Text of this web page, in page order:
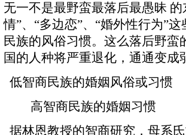
无一不是最野蛮最落后最愚昧
情”、“多边恋”、“婚外性行为”
民族的风俗习惯。这么落后野
国的人种将严重退化，通通变
低智商民族的婚姻风俗或习惯
高智商民族的婚姻习惯
据林恩教授的智商研究，母系